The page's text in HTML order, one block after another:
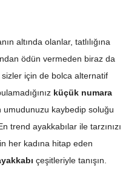
altında olanlar, tatlılığına
ödün vermeden biraz da
için de bolca alternatif
küçük numara
umudunuzu kaybedip soluğu
trend ayakkabılar ile tarzınızı
her kadına hitap eden
çeşitleriyle tanışın.